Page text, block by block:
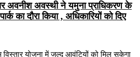
अवनीश अवस्थी ने यमुना प्राधिकरण के
का दौरा किया , अधिकारियों को दिए